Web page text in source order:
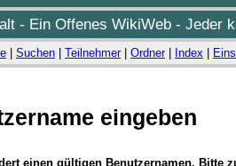
- Ein Offenes WikiWeb - Jeder
Suchen Teilnehmer| Ordner| Index
eingeben
einen gültigen Benutzernamen. Bitte